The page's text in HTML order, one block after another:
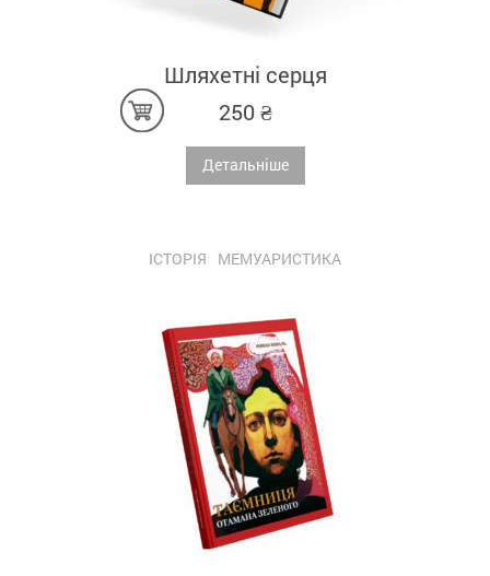
Шляхетні серця
250 ₴
Детальніше
ІСТОРІЯ МЕМУАРИСТИКА